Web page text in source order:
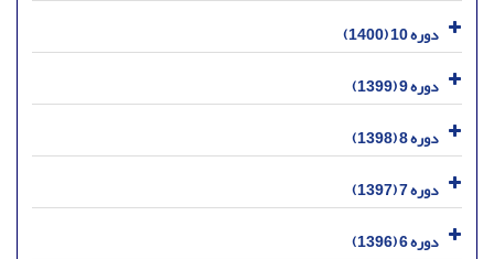
دوره 10 (1400)
دوره 9 (1399)
دوره 8 (1398)
دوره 7 (1397)
دوره 6 (1396)